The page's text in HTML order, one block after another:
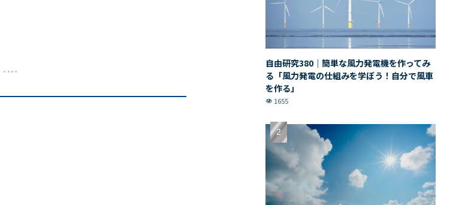
自由研究380｜簡単な風力発電機を作ってみ
る「風力発電の仕組みを学ぼう！自分で風車
を作る」
1655